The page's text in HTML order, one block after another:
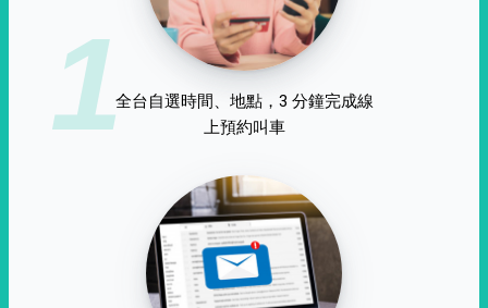
1全台自選時間、地點，3 分鐘完成線
上預約叫車